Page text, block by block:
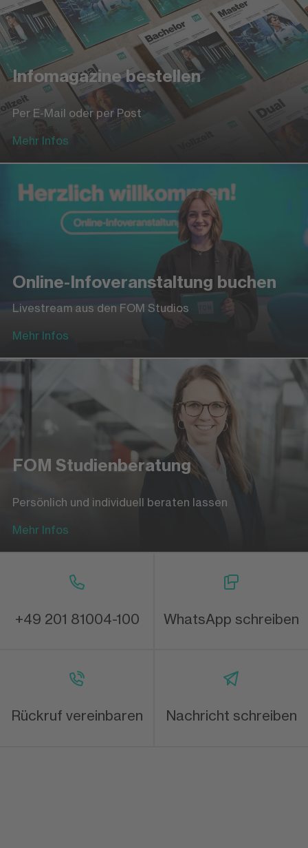
Infomagazine bestellen
Per E-Mail oder per Post
Mehr Infos
Online-Infoveranstaltung buchen
Livestream aus den FOM Studios
Mehr Infos
FOM Studienberatung
Persönlich und individuell beraten lassen
Mehr Infos
+49 201 81004-100 WhatsApp schreiben
Rückruf vereinbaren Nachricht schreiben